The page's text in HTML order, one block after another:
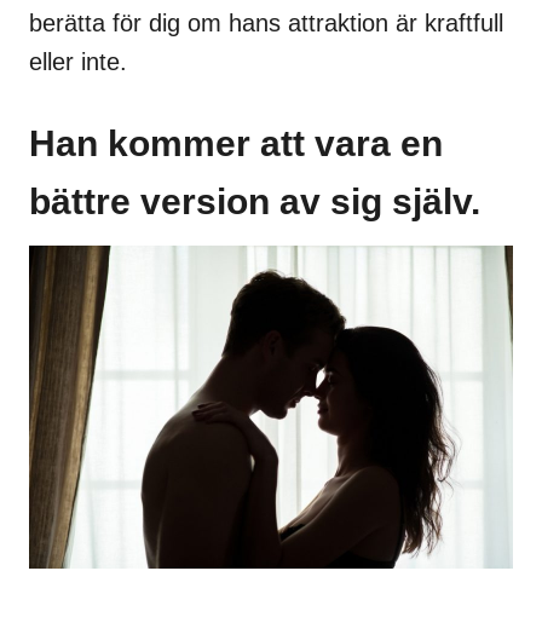
berätta för dig om hans attraktion är kraftfull
eller inte.
Han kommer att vara en
bättre version av sig själv.